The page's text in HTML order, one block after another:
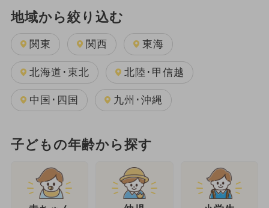
地域から絞り込む
関東 関西 東海
北海道･東北 北陸･甲信越
中国･四国 九州･沖縄
子どもの年齢から探す